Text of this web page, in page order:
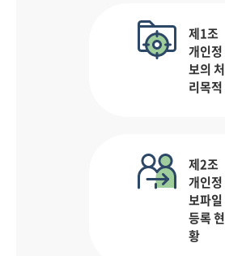
제1조
개인정
보의 처
리목적
제2조
개인정
보파일
등록 현
황